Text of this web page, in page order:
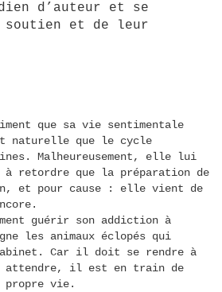
d’auteur et se
et de leur
que sa vie sentimentale
naturelle que le cycle
Malheureusement, elle lui
retordre que la préparation de
et pour cause : elle vient de
guérir son addiction à
les animaux éclopés qui
Car il doit se rendre à
attendre, il est en train de
propre vie.